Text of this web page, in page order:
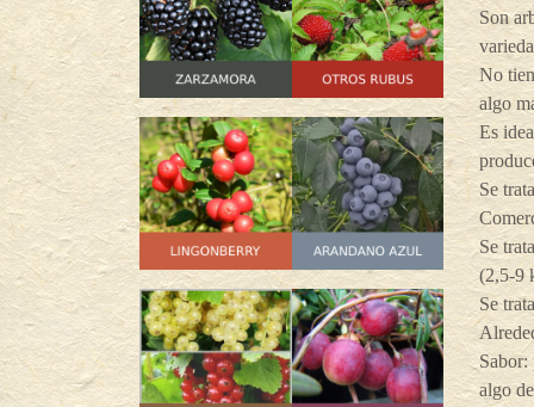
Son
No
algo
Es
Se
Se
(2,5-9
Se
Sabor:
algo